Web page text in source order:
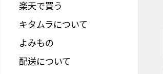
楽天で買う
キタムラについて
よみもの
配送について